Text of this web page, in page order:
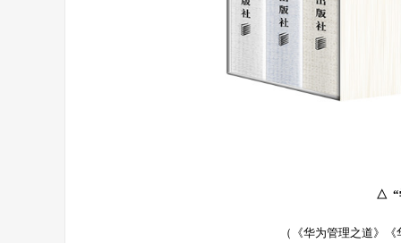
△ “
（《华为管理之道》